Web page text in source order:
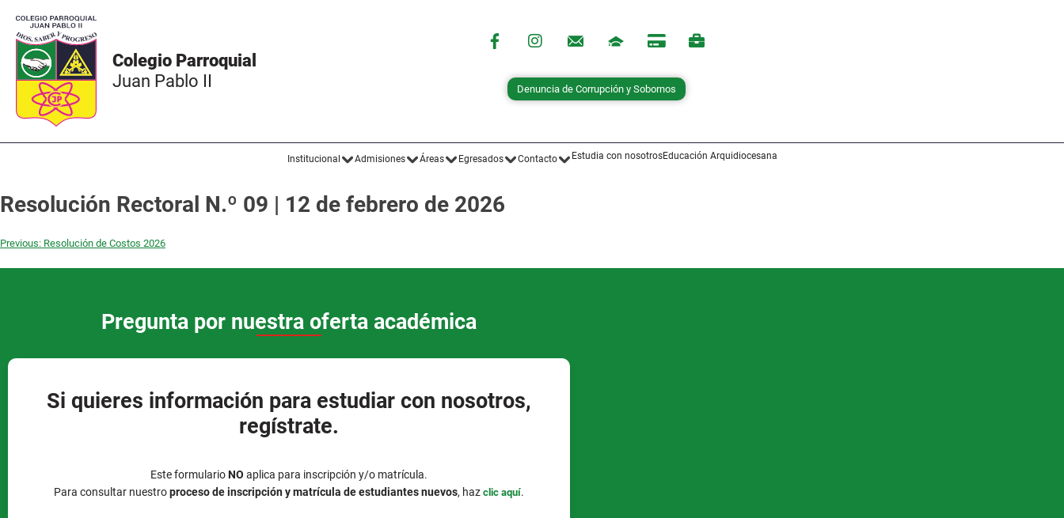
Colegio Parroquial
Juan Pablo II
Denuncia de Corrupción y Sobornos
Institucional Admisiones Áreas Egresados Contacto Estudia con nosotrosEducación Arquidiocesana
Resolución Rectoral N.º 09 | 12 de febrero de 2026
Previous: Resolución de Costos 2026
Pregunta por nuestra oferta académica​
Si quieres información para estudiar con nosotros,
regístrate.
Este formularioNO aplica para inscripción y/o matrícula.
Para consultar nuestroproceso de inscripción y matrícula de estudiantes nuevos, haz clic aquí.